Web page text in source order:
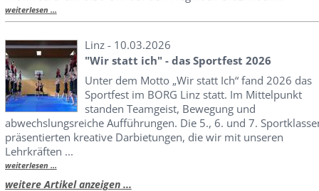
weiterlesen ...
Linz - 10.03.2026
"Wir statt ich" - das Sportfest 2026
Unter dem Motto „Wir statt Ich“ fand 2026 das
Sportfest im BORG Linz statt. Im Mittelpunkt
standen Teamgeist, Bewegung und
abwechslungsreiche Aufführungen. Die 5., 6. und 7.
präsentierten kreative Darbietungen, die wir mit unseren
Lehrkräften ...
weiterlesen ...
weitere Artikel anzeigen ...